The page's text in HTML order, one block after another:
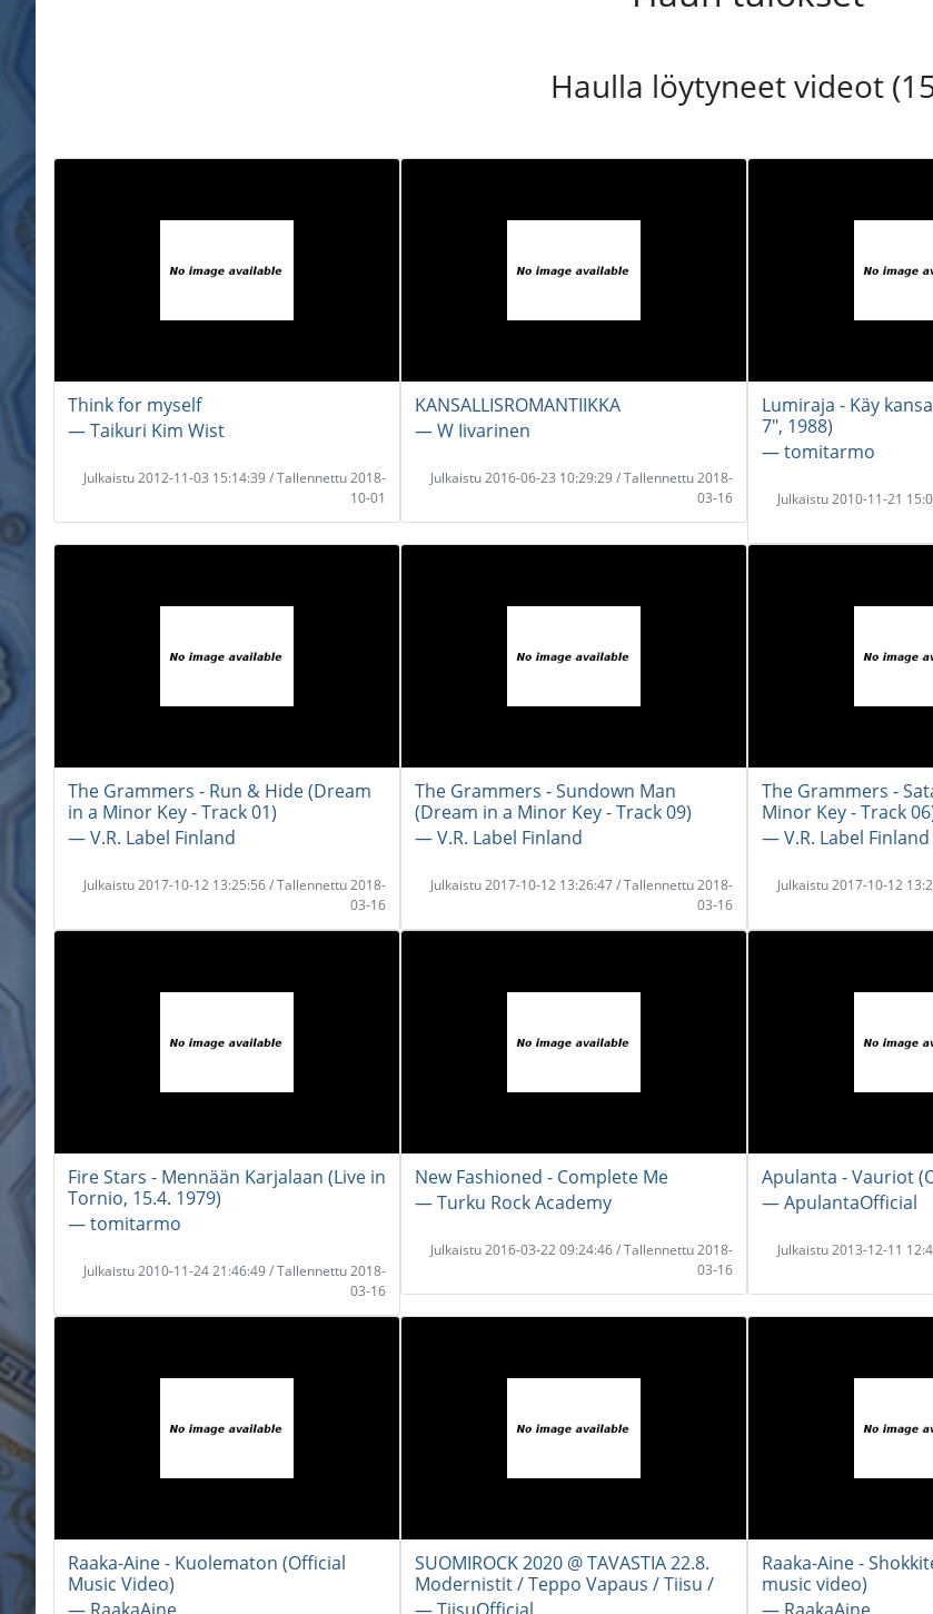
Haulla löytyneet videot
Think for myself
― Taikuri Kim Wist
Julkaistu 2012-11-03 15:14:39 / Tallennettu 2018-
10-01
KANSALLISROMANTIIKKA
― W Iivarinen
Julkaistu 2016-06-23 10:29:29 / Tallennettu 2018-
03-16
Lumiraja - Käy
7", 1988)
― tomitarmo
Julkaistu 2010-11-21
The Grammers - Run & Hide (Dream
in a Minor Key - Track 01)
― V.R. Label Finland
Julkaistu 2017-10-12 13:25:56 / Tallennettu 2018-
03-16
The Grammers - Sundown Man
(Dream in a Minor Key - Track 09)
― V.R. Label Finland
Julkaistu 2017-10-12 13:26:47 / Tallennettu 2018-
03-16
The Grammers -
Minor Key - Track
― V.R. Label Finland
Julkaistu 2017-10-12
Fire Stars - Mennään Karjalaan (Live in
Tornio, 15.4. 1979)
― tomitarmo
Julkaistu 2010-11-24 21:46:49 / Tallennettu 2018-
03-16
New Fashioned - Complete Me
― Turku Rock Academy
Julkaistu 2016-03-22 09:24:46 / Tallennettu 2018-
03-16
Apulanta - Vauriot
― ApulantaOfficial
Julkaistu 2013-12-11
Raaka-Aine - Kuolematon (Official
Music Video)
SUOMIROCK 2020 @ TAVASTIA 22.8.
Modernistit / Teppo Vapaus / Tiisu /
Raaka-Aine -
music video)